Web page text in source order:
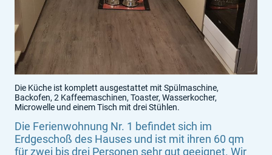
Die Küche ist komplett ausgestattet mit Spülmaschine,
Backofen, 2 Kaffeemaschinen, Toaster, Wasserkocher,
Microwelle und einem Tisch mit drei Stühlen.
Die Ferienwohnung Nr. 1 befindet sich im
Erdgeschoß des Hauses und ist mit ihren 60 qm
für zwei bis drei Personen sehr gut geeignet. Wir